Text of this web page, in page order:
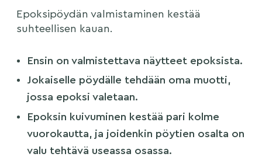
Epoksipöydän valmistaminen kestää
suhteellisen kauan.
Ensin on valmistettava näytteet epoksista.
Jokaiselle pöydälle tehdään oma muotti,
jossa epoksi valetaan.
Epoksin kuivuminen kestää pari kolme
vuorokautta, ja joidenkin pöytien osalta on
valu tehtävä useassa osassa.